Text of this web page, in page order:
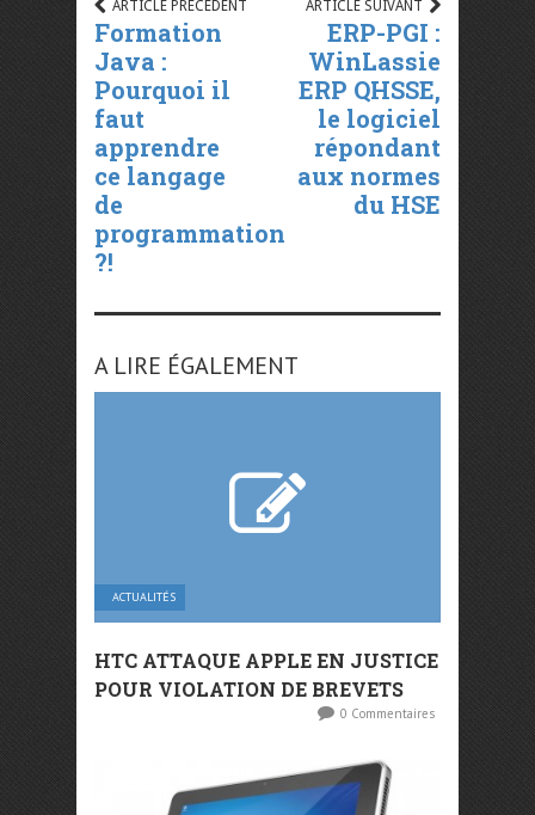
ARTICLE PRÉCÉDENT
Formation
Java :
Pourquoi il
faut
apprendre
ce langage
de
programmation
?!
ARTICLE SUIVANT
ERP-PGI :
WinLassie
ERP QHSSE,
le logiciel
répondant
aux normes
du HSE
A LIRE ÉGALEMENT
ACTUALITÉS
HTC ATTAQUE APPLE EN JUSTICE
POUR VIOLATION DE BREVETS
0 Commentaires